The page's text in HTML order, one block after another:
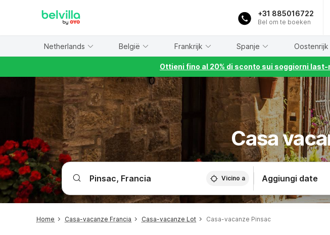
+31 885016722
Bel om te boeken
Netherlands België Frankrijk Spanje Oostenrijk
Ottieni fino al 20% di sconto sui soggiorni
Casa
Vicino a Aggiungi date
Home Casa-vacanze Francia Casa-vacanze Lot Casa-vacanze Pinsac